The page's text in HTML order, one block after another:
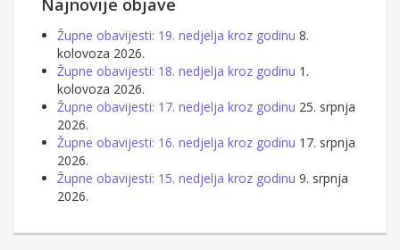
Župne obavijesti: 19. nedjelja kroz godinu 8.
kolovoza 2026.
Župne obavijesti: 18. nedjelja kroz godinu 1.
kolovoza 2026.
Župne obavijesti: 17. nedjelja kroz godinu 25. srpnja
2026.
Župne obavijesti: 16. nedjelja kroz godinu 17. srpnja
2026.
Župne obavijesti: 15. nedjelja kroz godinu 9. srpnja
2026.